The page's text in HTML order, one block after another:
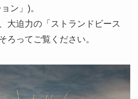
ン」)。
大迫力の「ストランドビース
ろってご覧ください。